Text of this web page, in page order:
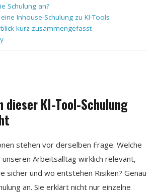
Schulung an?
Inhouse-Schulung zu KI-Tools
kurz zusammengefasst
dieser KI-Tool-Schulung
stehen vor derselben Frage: Welche
Arbeitsalltag wirklich relevant,
sicher und wo entstehen Risiken? Genau
an. Sie erklärt nicht nur einzelne